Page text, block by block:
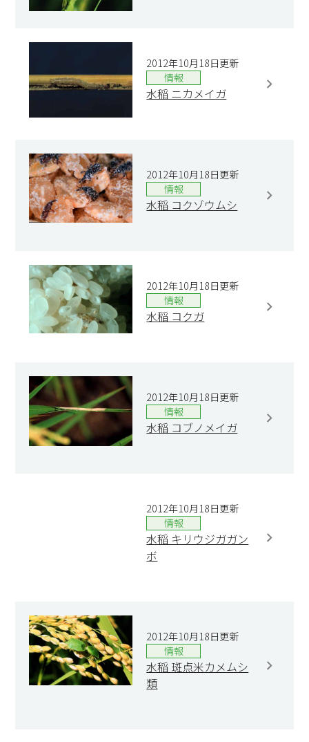
2012年10月18日更新
情報
水稲 ニカメイガ
2012年10月18日更新
情報
水稲 コクゾウムシ
2012年10月18日更新
情報
水稲 コクガ
2012年10月18日更新
情報
水稲 コブノメイガ
2012年10月18日更新
情報
水稲 キリウジガガン
ボ
2012年10月18日更新
情報
水稲 斑点米カメムシ
類